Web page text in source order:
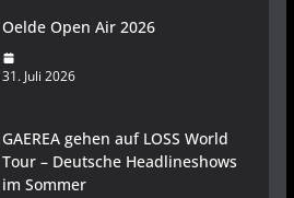
Oelde Open Air 2026
31. Juli 2026
GAEREA gehen auf LOSS World
Tour – Deutsche Headlineshows
im Sommer